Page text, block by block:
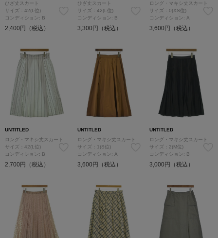
ひざ丈スカート
サイズ：42(L位)
コンディション: B
2,400円（税込）
ひざ丈スカート
サイズ：42(L位)
コンディション: B
3,300円（税込）
ロング・マキシ丈スカート
サイズ：0(XS位)
コンディション: A
3,600円（税込）
UNTITLED
ロング・マキシ丈スカート
サイズ：42(L位)
コンディション: B
2,700円（税込）
UNTITLED
ロング・マキシ丈スカート
サイズ：1(S位)
コンディション: A
3,600円（税込）
UNTITLED
ロング・マキシ丈スカート
サイズ：2(M位)
コンディション: B
3,000円（税込）